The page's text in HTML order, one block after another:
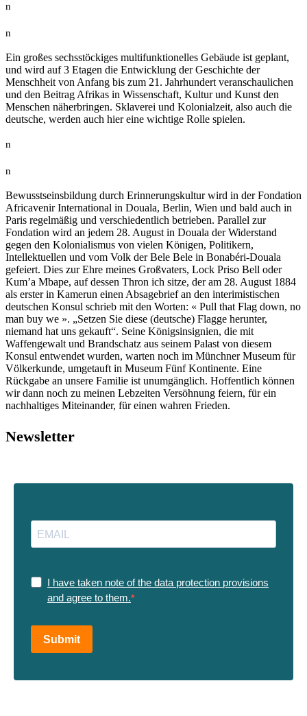
n
n
Ein großes sechsstöckiges multifunktionelles Gebäude ist geplant,
und wird auf 3 Etagen die Entwicklung der Geschichte der
Menschheit von Anfang bis zum 21. Jahrhundert veranschaulichen
und den Beitrag Afrikas in Wissenschaft, Kultur und Kunst den
Menschen näherbringen. Sklaverei und Kolonialzeit, also auch die
deutsche, werden auch hier eine wichtige Rolle spielen.
n
n
Bewusstseinsbildung durch Erinnerungskultur wird in der Fondation
Africavenir International in Douala, Berlin, Wien und bald auch in
Paris regelmäßig und verschiedentlich betrieben. Parallel zur
Fondation wird an jedem 28. August in Douala der Widerstand
gegen den Kolonialismus von vielen Königen, Politikern,
Intellektuellen und vom Volk der Bele Bele in Bonabéri-Douala
gefeiert. Dies zur Ehre meines Großvaters, Lock Priso Bell oder
Kum’a Mbape, auf dessen Thron ich sitze, der am 28. August 1884
als erster in Kamerun einen Absagebrief an den interimistischen
deutschen Konsul schrieb mit den Worten: « Pull that Flag down, no
man buy we ». „Setzen Sie diese (deutsche) Flagge herunter,
niemand hat uns gekauft“. Seine Königsinsignien, die mit
Waffengewalt und Brandschatz aus seinem Palast von diesem
Konsul entwendet wurden, warten noch im Münchner Museum für
Völkerkunde, umgetauft in Museum Fünf Kontinente. Eine
Rückgabe an unsere Familie ist unumgänglich. Hoffentlich können
wir dann noch zu meinen Lebzeiten Versöhnung feiern, für ein
nachhaltiges Miteinander, für einen wahren Frieden.
Newsletter
I have taken note of the data protection provisions
and agree to them.
Submit